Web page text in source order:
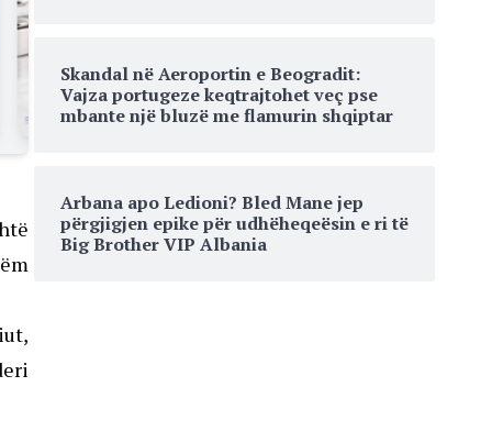
Skandal në Aeroportin e Beogradit:
Vajza portugeze keqtrajtohet veç pse
mbante një bluzë me flamurin shqiptar
Arbana apo Ledioni? Bled Mane jep
përgjigjen epike për udhëheqeësin e ri të
Big Brother VIP Albania